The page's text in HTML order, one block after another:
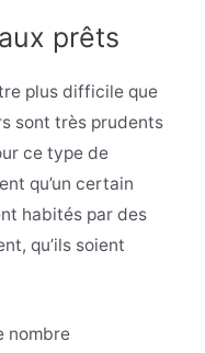
prêts
plus difficile que
sont très prudents
ce type de
qu’un certain
habités par des
qu’ils soient
nombre